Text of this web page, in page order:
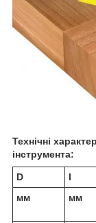
Технічні
інструмента:
D I
мм
мм